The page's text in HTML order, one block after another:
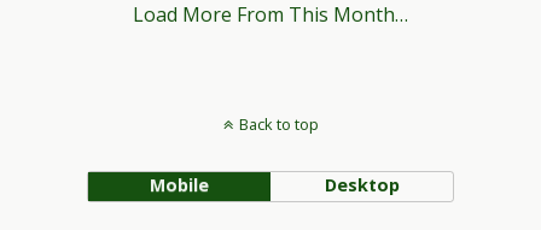
Load More From This Month…
Back to top
Mobile Desktop